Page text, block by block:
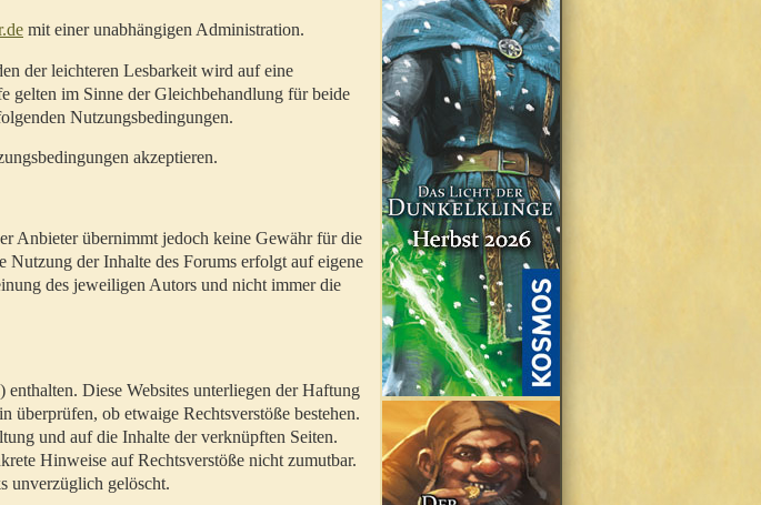
mit einer unabhängigen Administration.
der leichteren Lesbarkeit wird auf eine
gelten im Sinne der Gleichbehandlung für beide
Nutzungsbedingungen.
akzeptieren.
Anbieter übernimmt jedoch keine Gewähr für die
der Inhalte des Forums erfolgt auf eigene
des jeweiligen Autors und nicht immer die
Diese Websites unterliegen der Haftung
ob etwaige Rechtsverstöße bestehen.
und auf die Inhalte der verknüpften Seiten.
Hinweise auf Rechtsverstöße nicht zumutbar.
unverzüglich gelöscht.